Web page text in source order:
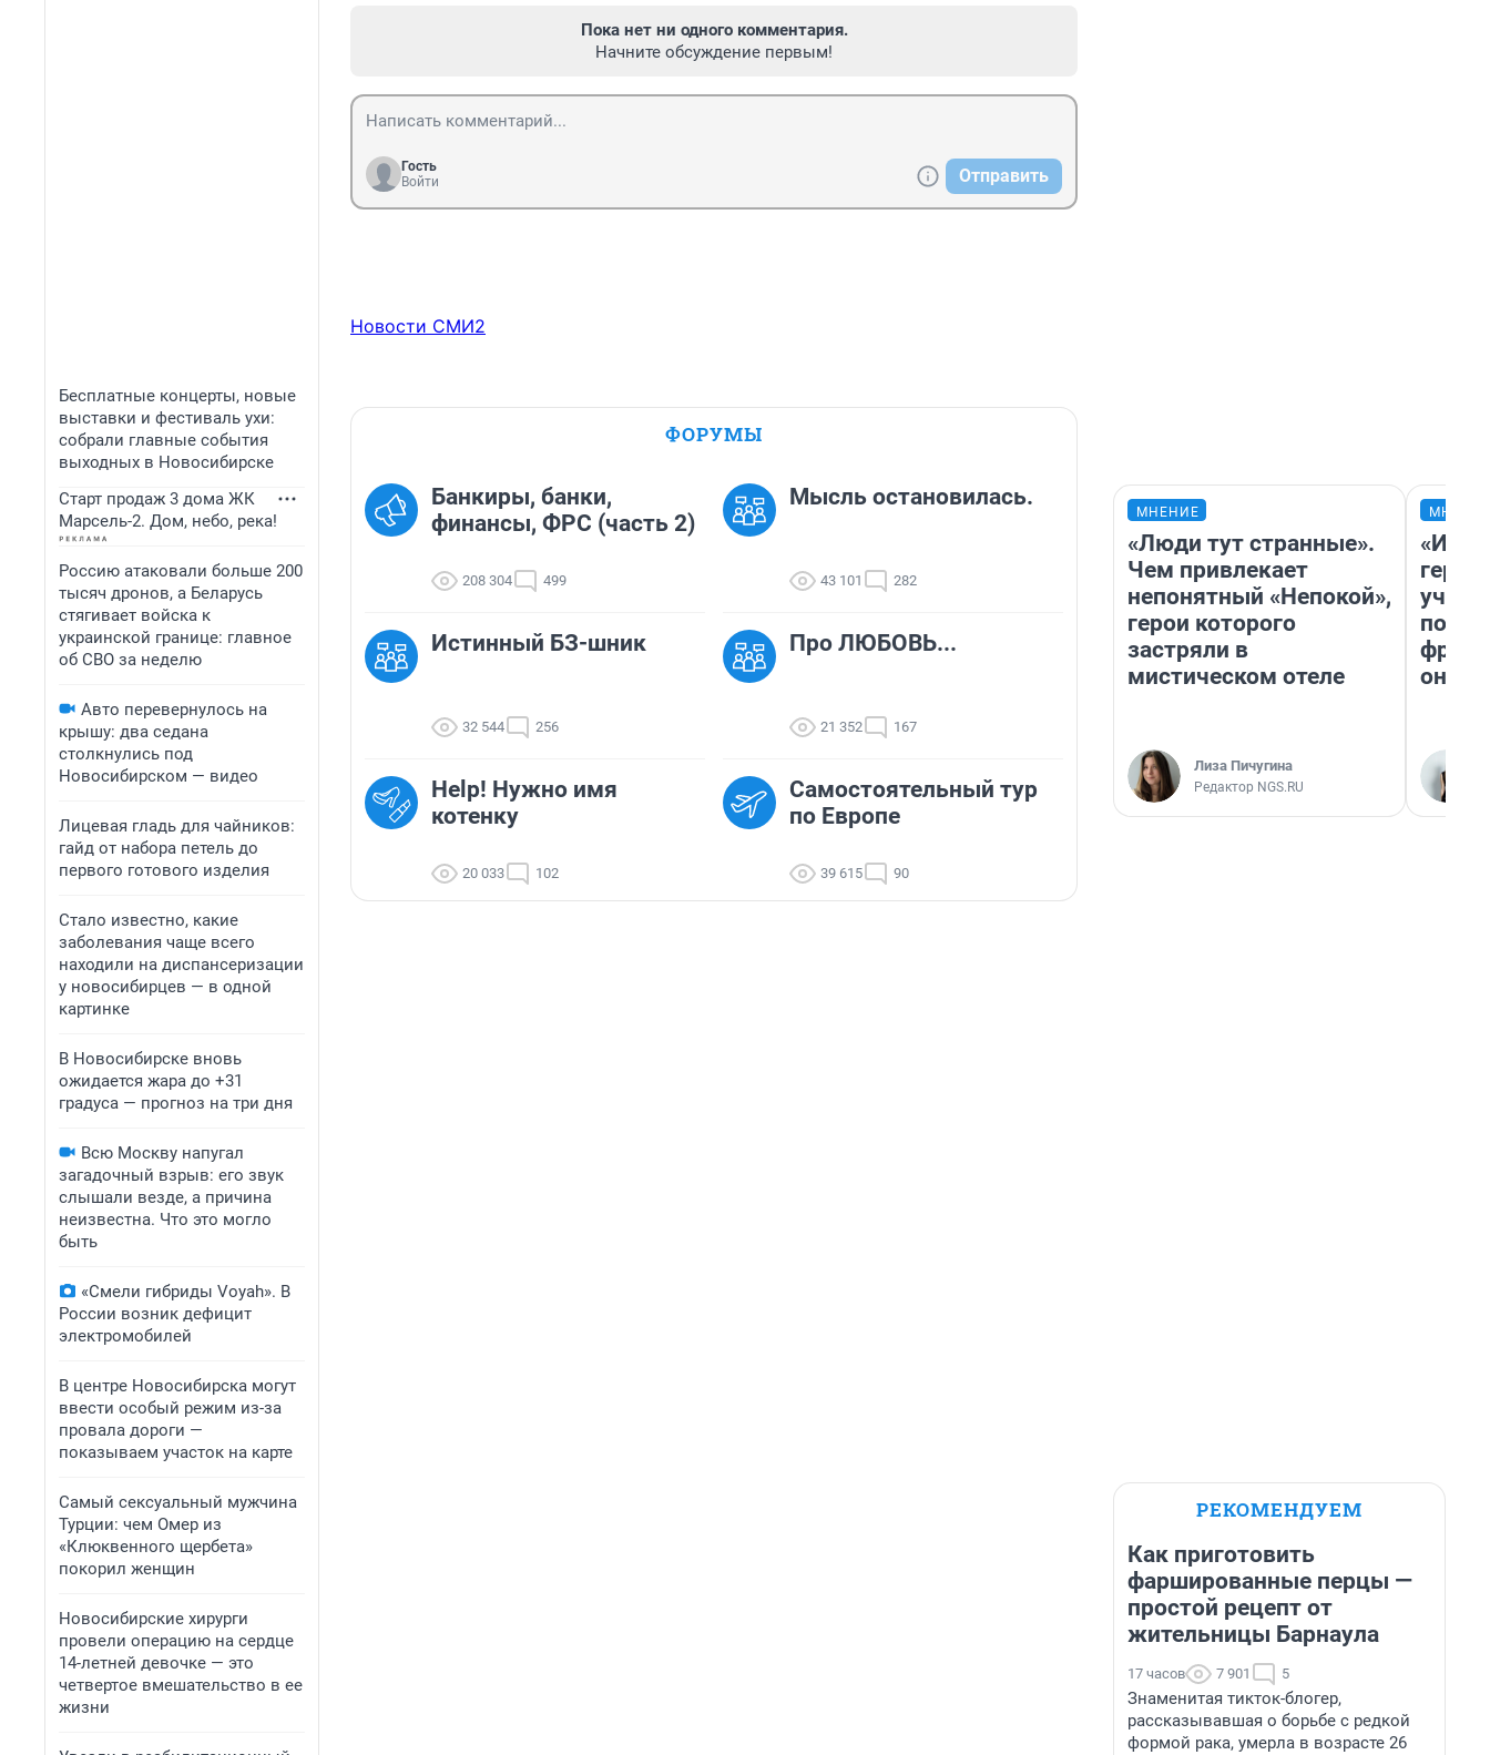
Бесплатные концерты, новые
выставки и фестиваль ухи:
собрали главные события
выходных в Новосибирске
Старт продаж 3 дома ЖК
Марсель-2. Дом, небо, река!
Россию атаковали больше 200
тысяч дронов, а Беларусь
стягивает войска к
украинской границе: главное
об СВО за неделю
Авто перевернулось на
крышу: два седана
столкнулись под
Новосибирском — видео
Лицевая гладь для чайников:
гайд от набора петель до
первого готового изделия
Стало известно, какие
заболевания чаще всего
находили на диспансеризации
у новосибирцев — в одной
картинке
В Новосибирске вновь
ожидается жара до +31
градуса — прогноз на три дня
Всю Москву напугал
загадочный взрыв: его звук
слышали везде, а причина
неизвестна. Что это могло
быть
«Смели гибриды Voyah». В
России возник дефицит
электромобилей
В центре Новосибирска могут
ввести особый режим из-за
провала дороги —
показываем участок на карте
Самый сексуальный мужчина
Турции: чем Омер из
«Клюквенного щербета»
покорил женщин
Новосибирские хирурги
провели операцию на сердце
14-летней девочке — это
четвертое вмешательство в ее
жизни
Пока нет ни одного комментария.
Начните обсуждение первым!
Гость
Войти
Отправить
Новости СМИ2
ФОРУМЫ
Банкиры, банки,
финансы, ФРС (часть 2)
208 304 499
Мысль остановилась.
43 101 282
Истинный БЗ-шник
32 544 256
Про ЛЮБОВЬ...
21 352 167
Help! Нужно имя
котенку
20 033 102
Самостоятельный тур
по Европе
39 615 90
МНЕНИЕ
«Люди тут странные».
Чем привлекает
непонятный «Непокой»,
герои которого
застряли в
мистическом отеле
Лиза Пичугина
Редактор NGS.RU
учит
она
РЕКОМЕНДУЕМ
Как приготовить
фаршированные перцы —
простой рецепт от
жительницы Барнаула
17 часов 7 901 5
Знаменитая тикток-блогер,
рассказывавшая о борьбе с редкой
формой рака, умерла в возрасте 26